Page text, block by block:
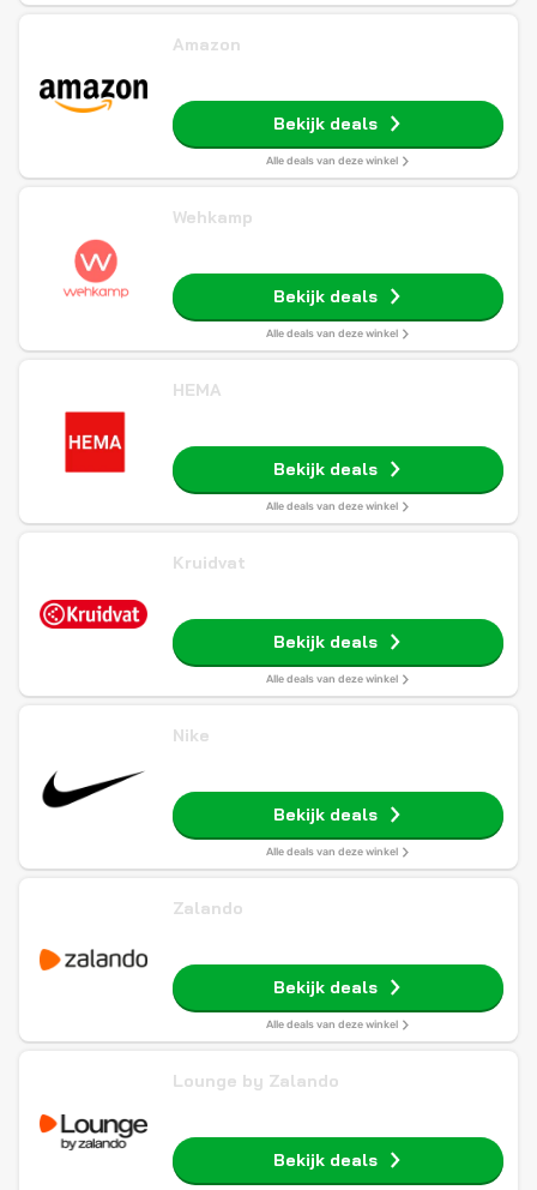
Amazon
Bekijk deals
Alle deals van deze winkel
Wehkamp
Bekijk deals
Alle deals van deze winkel
HEMA
Bekijk deals
Alle deals van deze winkel
Kruidvat
Bekijk deals
Alle deals van deze winkel
Nike
Bekijk deals
Alle deals van deze winkel
Zalando
Bekijk deals
Alle deals van deze winkel
Lounge by Zalando
Bekijk deals